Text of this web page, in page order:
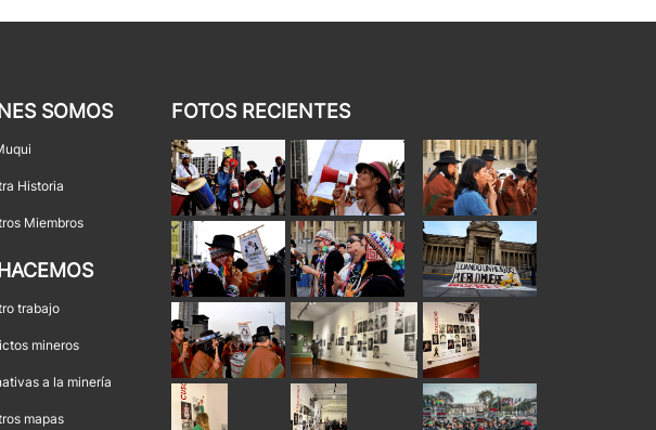
SOMOS
Historia
Miembros
trabajo
mineros
a la minería
mapas
FOTOS RECIENTES